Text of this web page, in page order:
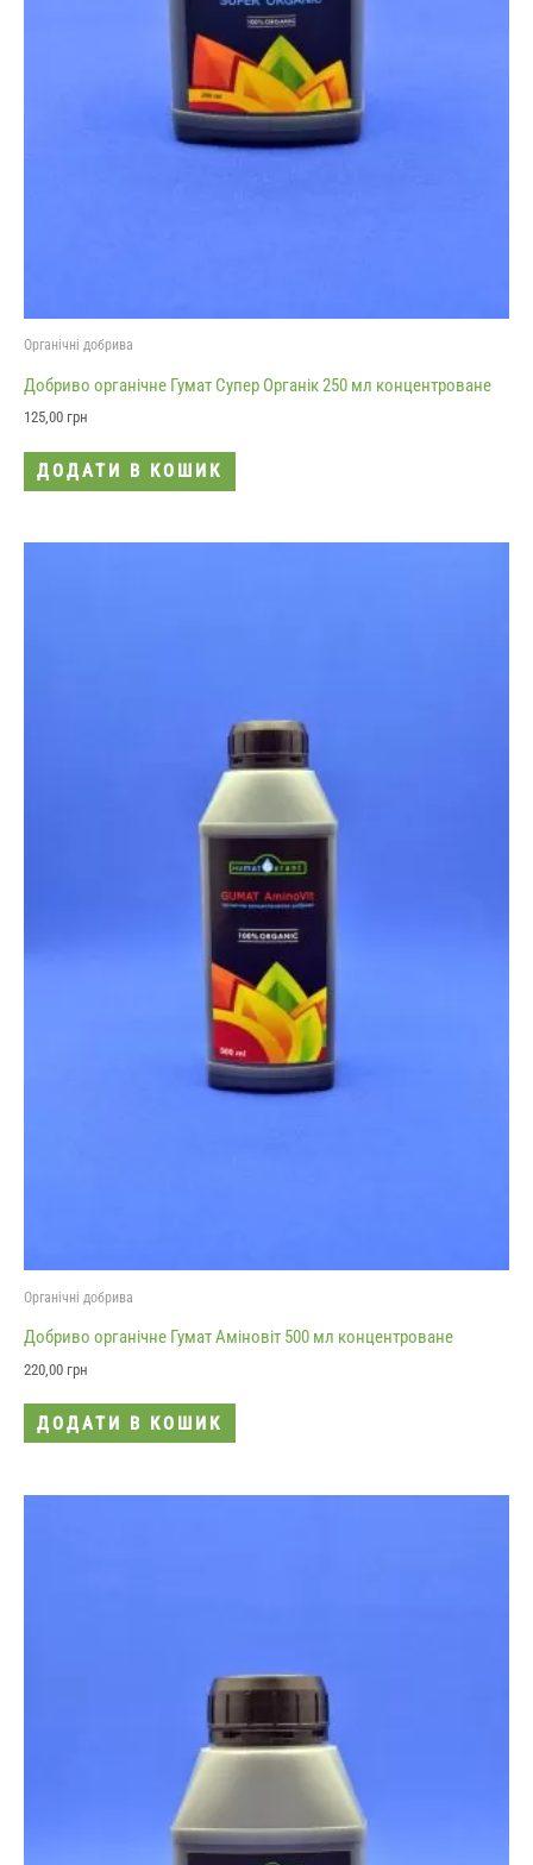
Органічні добрива
Добриво органічне Гумат Супер Органік 250 мл концентроване
125,00 грн
ДОДАТИ В КОШИК
Органічні добрива
Добриво органічне Гумат Аміновіт 500 мл концентроване
220,00 грн
ДОДАТИ В КОШИК